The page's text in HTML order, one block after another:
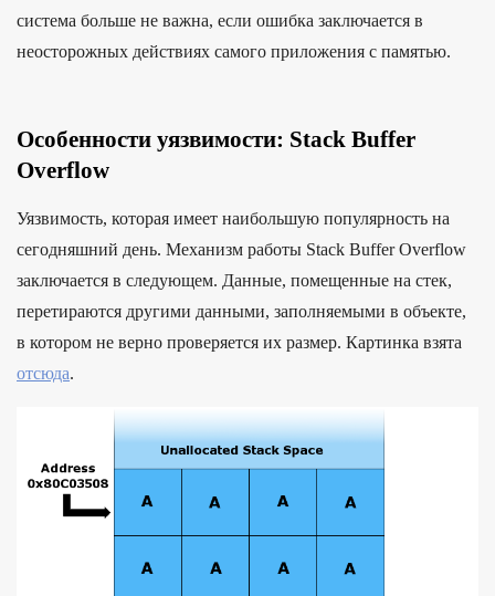
система больше не важна, если ошибка заключается в
неосторожных действиях самого приложения с памятью.
Особенности уязвимости: Stack Buffer
Overflow
Уязвимость, которая имеет наибольшую популярность на
сегодняшний день. Механизм работы Stack Buffer Overflow
заключается в следующем. Данные, помещенные на стек,
перетираются другими данными, заполняемыми в объекте,
в котором не верно проверяется их размер. Картинка взята
отсюда.